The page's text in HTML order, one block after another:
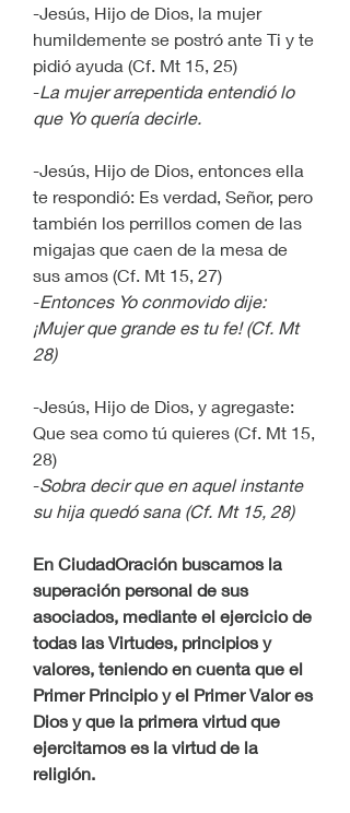
-Jesús, Hijo de Dios, la mujer
humildemente se postró ante Ti y te
pidió ayuda (Cf. Mt 15, 25)
-La mujer arrepentida entendió lo
que Yo quería decirle.
-Jesús, Hijo de Dios, entonces ella
te respondió: Es verdad, Señor, pero
también los perrillos comen de las
migajas que caen de la mesa de
sus amos (Cf. Mt 15, 27)
-Entonces Yo conmovido dije:
¡Mujer que grande es tu fe! (Cf. Mt
28)
-Jesús, Hijo de Dios, y agregaste:
Que sea como tú quieres (Cf. Mt 15,
28)
-Sobra decir que en aquel instante
su hija quedó sana (Cf. Mt 15, 28)
En CiudadOración buscamos la
superación personal de sus
asociados, mediante el ejercicio de
todas las Virtudes, principios y
valores, teniendo en cuenta que el
Primer Principio y el Primer Valor es
Dios y que la primera virtud que
ejercitamos es la virtud de la
religión.